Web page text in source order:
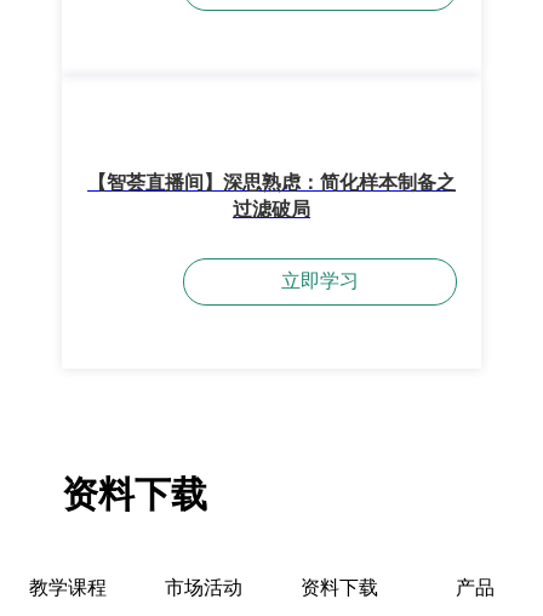
【智荟直播间】深思熟虑：简化样本制备之
过滤破局
立即学习
资料下载
教学课程 市场活动 资料下载 产品